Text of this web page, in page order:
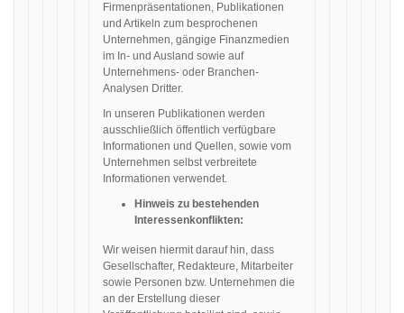
Firmenpräsentationen, Publikationen
und Artikeln zum besprochenen
Unternehmen, gängige Finanzmedien
im In- und Ausland sowie auf
Unternehmens- oder Branchen-
Analysen Dritter.
In unseren Publikationen werden
ausschließlich öffentlich verfügbare
Informationen und Quellen, sowie vom
Unternehmen selbst verbreitete
Informationen verwendet.
Hinweis zu bestehenden
Interessenkonflikten:
Wir weisen hiermit darauf hin, dass
Gesellschafter, Redakteure, Mitarbeiter
sowie Personen bzw. Unternehmen die
an der Erstellung dieser